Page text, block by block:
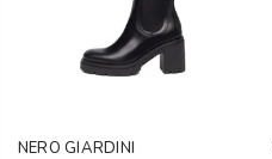
NERO GIARDINI